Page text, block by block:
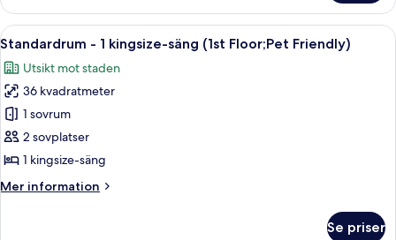
-
queensize-
-
mikrovågsugn
Öppna
alla
foton
för
Standardrum
-
1
säng
Ett hotellrum med en säng, en tv,
4
Standardrum - 1 kingsize-säng (1st Floor;Pet Friendly)
Utsikt mot staden
36 kvadratmeter
1 sovrum
2 sovplatser
1 kingsize-säng
Mer information
Mer
Se priser